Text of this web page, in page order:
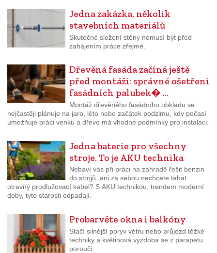
Jedna zakázka, několik
stavebních materiálů
Skutečné složení stěny nemusí být před
zahájením práce zřejmé.
Dřevěná fasáda začíná ještě
před montáží: správné ošetření
fasádních palubek� …
Montáž dřevěného fasádního obkladu se
nejčastěji plánuje na jaro, léto nebo začátek podzimu, kdy počasí
umožňuje práci venku a dřevo má vhodné podmínky pro instalaci.
Jedna baterie pro všechny
stroje. To je AKU technika
Nebaví vás při práci na zahradě řešit benzin
do strojů, ani za sebou nechcete tahat
otravný prodlužovací kabel? S AKU technikou, trendem moderní
doby, tyto starosti odpadají.
Probarvěte okna i balkóny
Stačí silnější poryv větru nebo průjezd těžké
techniky a květinová výzdoba se z parapetu
poroučí.